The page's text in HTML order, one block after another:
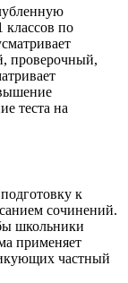
классов по
проверочный,
теста на
к
сочинений.
школьники
применяет
частный